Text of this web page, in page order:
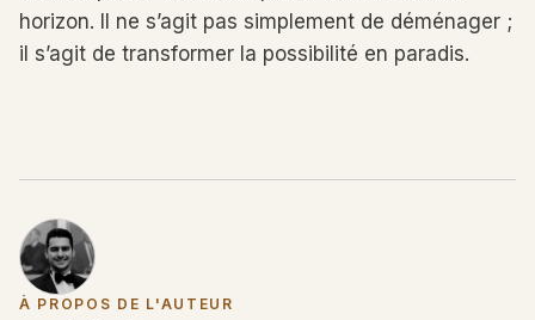
horizon. Il ne s’agit pas simplement de déménager ;
il s’agit de transformer la possibilité en paradis.
À PROPOS DE L'AUTEUR